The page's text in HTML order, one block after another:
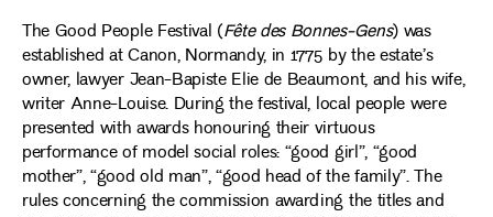
The Good People Festival (Fête des Bonnes-Gens) was
established at Canon, Normandy, in 1775 by the estate’s
owner, lawyer Jean-Bapiste Elie de Beaumont, and his wife,
writer Anne-Louise. During the festival, local people were
presented with awards honouring their virtuous
performance of model social roles: “good girl”, “good
mother”, “good old man”, “good head of the family”. The
rules concerning the commission awarding the titles and